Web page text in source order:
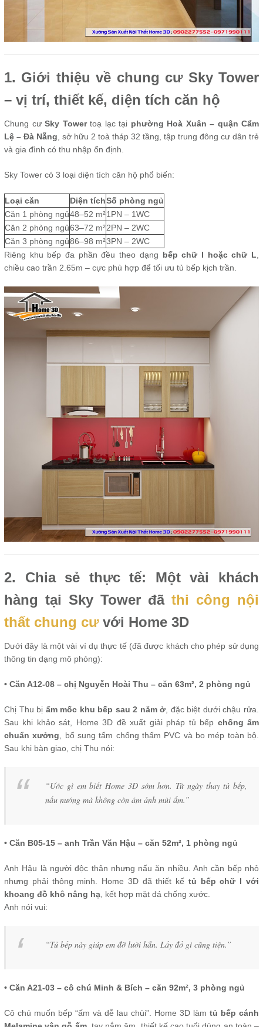
1. Giới thiệu về chung cư Sky Tower
– vị trí, thiết kế, diện tích căn hộ
Chung cư Sky Towertoạ lạc tại phường Hoà Xuân – quận Cẩm
Lệ – Đà Nẵng , sở hữu 2 toà tháp 32 tầng, tập trung đông cư dân trẻ
và gia đình có thu nhập ổn định.
Sky Tower có 3 loại diện tích căn hộ phổ biến:
Loại căn Diện tíchSố phòng ngủ
Căn 1 phòng ngủ48–52 m²1PN – 1WC
Căn 2 phòng ngủ63–72 m²2PN – 2WC
Căn 3 phòng ngủ86–98 m²3PN – 2WC
Riêng khu bếp đa phần đều theo dạng bếp chữ I hoặc chữ L
chiều cao trần 2.65m – cực phù hợp để tối ưu tủ bếp kịch trần.
2. Chia sẻ thực tế: Một vài khách
hàng tại Sky Tower đã thi công nội
thất chung cư với Home 3D
Dưới đây là một vài ví dụ thực tế (đã được khách cho phép sử dụng
thông tin dạng mô phỏng):
• Căn A12-08 – chị Nguyễn Hoài Thu – căn 63m², 2 phòng ngủ
Chị Thu bị ẩm mốc khu bếp sau 2 năm ở , đặc biệt dưới chậu rửa.
Sau khi khảo sát, Home 3D đề xuất giải pháp tủ bếp chống ẩm
chuẩn xưởng , bổ sung tấm chống thấm PVC và bo mép toàn bộ.
Sau khi bàn giao, chị Thu nói:
“Ước gì em biết Home 3D sớm hơn. Từ ngày thay tủ bếp,
nấu nướng mà không còn ám ảnh mùi ẩm.”
• Căn B05-15 – anh Trần Văn Hậu – căn 52m², 1 phòng ngủ
Anh Hậu là người độc thân nhưng nấu ăn nhiều. Anh cần bếp nhỏ
nhưng phải thông minh. Home 3D đã thiết kế tủ bếp chữ I với
khoang đồ khô nâng hạ , kết hợp mặt đá chống xước.
Anh nói vui:
“Tủ bếp này giúp em đỡ lười hẳn. Lấy đồ gì cũng tiện.”
• Căn A21-03 – cô chú Minh & Bích – căn 92m², 3 phòng ngủ
Cô chú muốn bếp “ấm và dễ lau chùi”. Home 3D làm tủ bếp cánh